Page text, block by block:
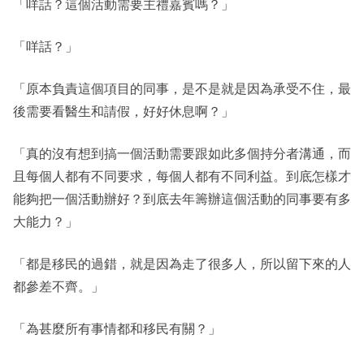
「咩話？這個活動需要主禮嘉賓嗎？」
「咩話？」
「原本負責這個項目的同事，是不是就是因為承受不住，最
後需要看醫生和請假，好好休息啊？」
「真的沒有想到搞一個活動需要跟如此多個持分者溝通，而
且每個人都有不同要求，每個人都有不同利益。到底怎樣才
能夠把一個活動辦好？到底去年籌辦這個活動的同事要有多
大能力？」
「都是移民的過錯，就是因為走了很多人，所以留下來的人
都參差不齊。」
「為甚麼所有事情都和移民有關？」